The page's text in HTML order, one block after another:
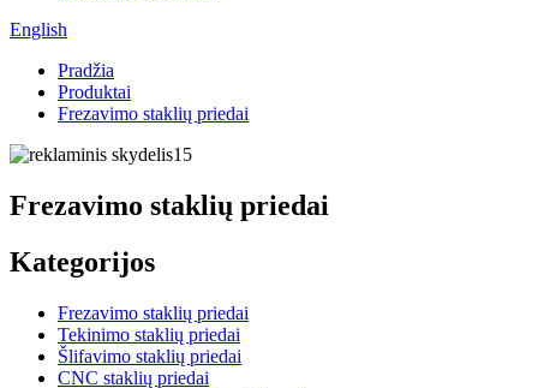
English
Pradžia
Produktai
Frezavimo staklių priedai
Frezavimo staklių priedai
Kategorijos
Frezavimo staklių priedai
Tekinimo staklių priedai
Šlifavimo staklių priedai
CNC staklių priedai